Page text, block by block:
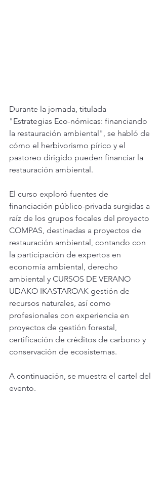
Durante la jornada, titulada
"Estrategias Eco-nómicas: financiando
la restauración ambiental", se habló de
cómo el herbivorismo pírico y el
pastoreo dirigido pueden financiar la
restauración ambiental.
El curso exploró fuentes de
financiación público-privada surgidas a
raíz de los grupos focales del proyecto
COMPAS, destinadas a proyectos de
restauración ambiental, contando con
la participación de expertos en
economía ambiental, derecho
ambiental y CURSOS DE VERANO
UDAKO IKASTAROAK gestión de
recursos naturales, así como
profesionales con experiencia en
proyectos de gestión forestal,
certificación de créditos de carbono y
conservación de ecosistemas.
A continuación, se muestra el cartel del
evento.